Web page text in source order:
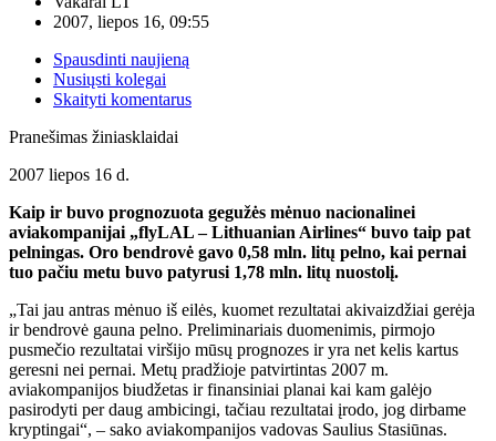
2007, liepos 16, 09:55
Spausdinti naujieną
Nusiųsti kolegai
Skaityti komentarus
Pranešimas žiniasklaidai
2007 liepos 16 d.
Kaip ir buvo prognozuota gegužės mėnuo nacionalinei
aviakompanijai „flyLAL – Lithuanian Airlines“ buvo taip pat
pelningas. Oro bendrovė gavo 0,58 mln. litų pelno, kai pernai
tuo pačiu metu buvo patyrusi 1,78 mln. litų nuostolį.
„Tai jau antras mėnuo iš eilės, kuomet rezultatai akivaizdžiai gerėja
ir bendrovė gauna pelno. Preliminariais duomenimis, pirmojo
pusmečio rezultatai viršijo mūsų prognozes ir yra net kelis kartus
geresni nei pernai. Metų pradžioje patvirtintas 2007 m.
aviakompanijos biudžetas ir finansiniai planai kai kam galėjo
pasirodyti per daug ambicingi, tačiau rezultatai įrodo, jog dirbame
kryptingai“, – sako aviakompanijos vadovas Saulius Stasiūnas.